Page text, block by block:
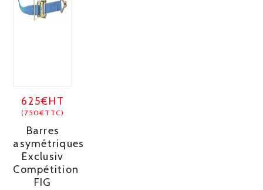
625€HT
(750€TTC)
Barres
asymétriques
Exclusiv
Compétition
FIG